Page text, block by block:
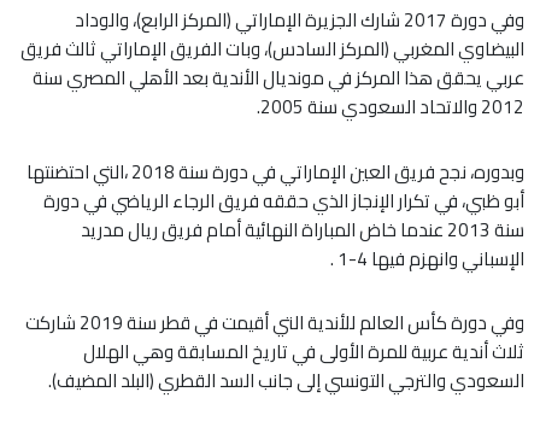
وفي دورة 2017 شارك الجزيرة الإماراتي (المركز الرابع)، والوداد
البيضاوي المغربي (المركز السادس)، وبات الفريق الإماراتي ثالث فريق
عربي يحقق هذا المركز في مونديال الأندية بعد الأهلي المصري سنة
2012 والاتحاد السعودي سنة 2005.
وبدوره، نجح فريق العين الإماراتي في دورة سنة 2018 ،التي احتضنتها
أبو ظبي، في تكرار الإنجاز الذي حققه فريق الرجاء الرياضي في دورة
سنة 2013 عندما خاض المباراة النهائية أمام فريق ريال مدريد
الإسباني وانهزم فيها 4-1 .
وفي دورة كأس العالم للأندية التي أقيمت في قطر سنة 2019 شاركت
ثلاث أندية عربية للمرة الأولى في تاريخ المسابقة وهي الهلال
السعودي والترجي التونسي إلى جانب السد القطري (البلد المضيف).